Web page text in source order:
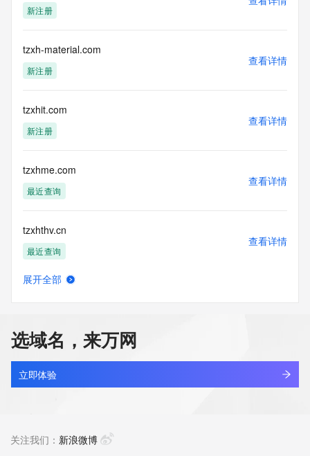
新注册
tzxh-material.com
新注册
查看详情
tzxhit.com
新注册
查看详情
tzxhme.com
最近查询
查看详情
tzxhthv.cn
最近查询
查看详情
tzxie7o.cn
最近查询
查看详情
展开全部
选域名，来万网
立即体验
关注我们： 新浪微博